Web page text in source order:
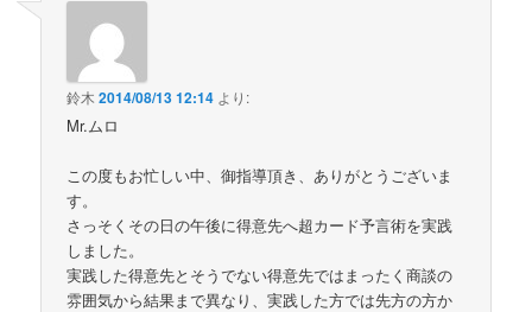
鈴木 2014/08/13 12:14 より:
Mr.ムロ
この度もお忙しい中、御指導頂き、ありがとうございま
す。
さっそくその日の午後に得意先へ超カード予言術を実践
しました。
実践した得意先とそうでない得意先ではまったく商談の
雰囲気から結果まで異なり、実践した方では先方の方か